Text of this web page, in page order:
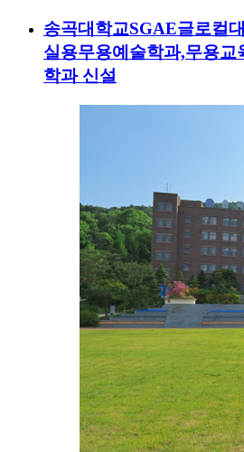
송곡대학교SGAE글로컬
실용무용예술학과,무용교
학과 신설